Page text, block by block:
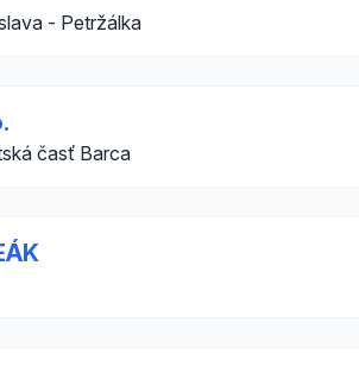
- Petržálka
časť Barca